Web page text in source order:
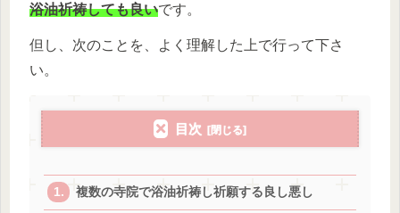
浴油祈祷しても良いです。
但し、次のことを、よく理解した上で行って下さ
い。
目次
複数の寺院で浴油祈祷し祈願する良し悪し